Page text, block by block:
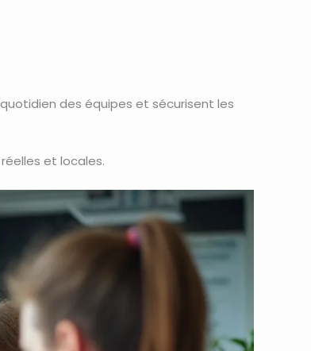
des équipes et sécurisent les
et locales.